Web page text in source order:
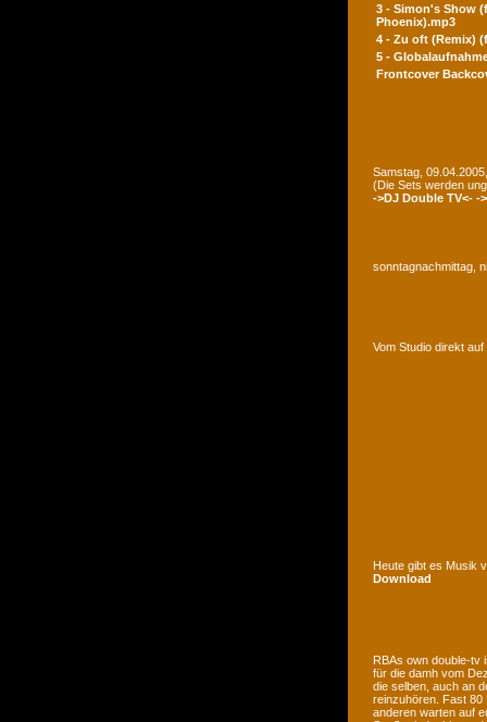
3 - Simon's Show
Phoenix).mp3
4 - Zu oft (Remix)
5 -
Frontcover
Samstag,
(Die Sets werden
->DJ Double TV<- -
sonntagnachmittag,
Vom Studio direkt
Heute gibt es Musik
Download
RBAs own double-tv
für die damh vom
die selben, auch an
reinzuhören. Fast 80
anderen warten auf